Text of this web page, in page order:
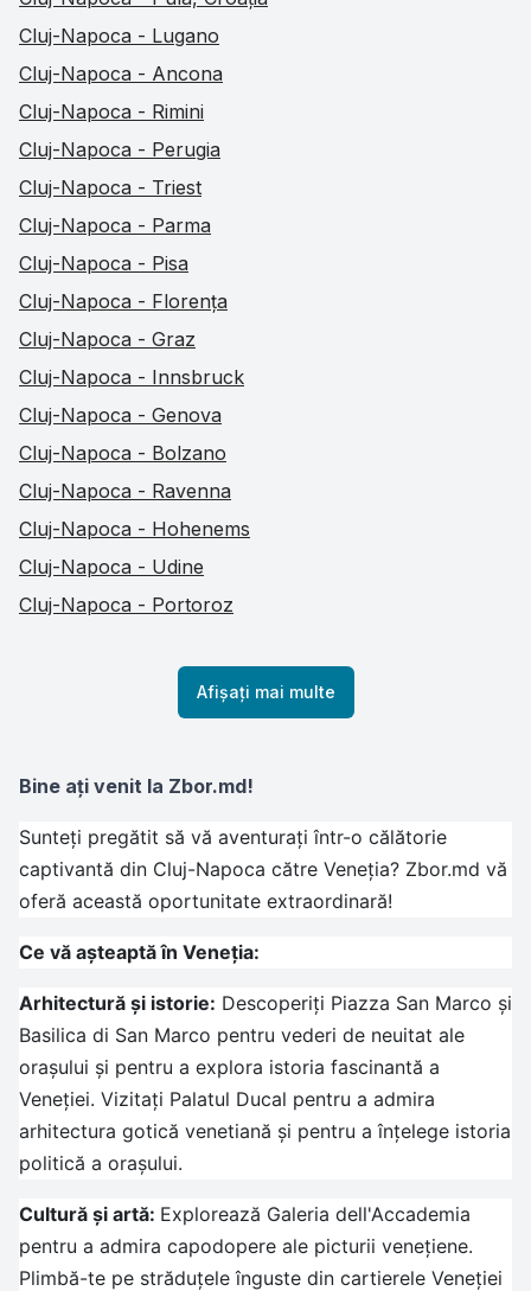
Cluj-Napoca - Lugano
Cluj-Napoca - Ancona
Cluj-Napoca - Rimini
Cluj-Napoca - Perugia
Cluj-Napoca - Triest
Cluj-Napoca - Parma
Cluj-Napoca - Pisa
Cluj-Napoca - Florența
Cluj-Napoca - Graz
Cluj-Napoca - Innsbruck
Cluj-Napoca - Genova
Cluj-Napoca - Bolzano
Cluj-Napoca - Ravenna
Cluj-Napoca - Hohenems
Cluj-Napoca - Udine
Cluj-Napoca - Portoroz
Afișați mai multe
Bine ați venit la Zbor.md!
Sunteți pregătit să vă aventurați într-o călătorie
captivantă din Cluj-Napoca către Veneția? Zbor.md vă
oferă această oportunitate extraordinară!
Ce vă așteaptă în Veneția:
Arhitectură și istorie: Descoperiți Piazza San Marco și
Basilica di San Marco pentru vederi de neuitat ale
orașului și pentru a explora istoria fascinantă a
Veneției. Vizitați Palatul Ducal pentru a admira
arhitectura gotică venetiană și pentru a înțelege istoria
politică a orașului.
Cultură și artă: Explorează Galeria dell'Accademia
pentru a admira capodopere ale picturii venețiene.
Plimbă-te pe străduțele înguste din cartierele Veneției